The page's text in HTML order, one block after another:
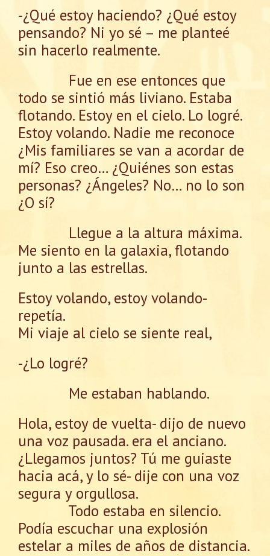
-¿Qué estoy haciendo? ¿Qué estoy
pensando? Ni yo sé – me planteé
sin hacerlo realmente.
Fue en ese entonces que
todo se sintió más liviano. Estaba
flotando. Estoy en el cielo. Lo logré.
Estoy volando. Nadie me reconoce
¿Mis familiares se van a acordar de
mí? Eso creo… ¿Quiénes son estas
personas? ¿Ángeles? No… no lo son
¿O sí?
Llegue a la altura máxima.
Me siento en la galaxia, flotando
junto a las estrellas.
Estoy volando, estoy volando-
repetía.
Mi viaje al cielo se siente real,
-¿Lo logré?
Me estaban hablando.
Hola, estoy de vuelta- dijo de nuevo
una voz pausada. era el anciano.
¿Llegamos juntos? Tú me guiaste
hacia acá, y lo sé- dije con una voz
segura y orgullosa.
Todo estaba en silencio.
Podía escuchar una explosión
estelar a miles de años de distancia.